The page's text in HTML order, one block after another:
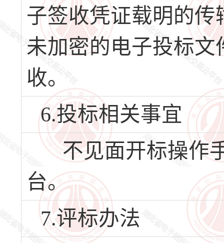
子签收凭证载明的
未加密的电子投标文
收。
6.投标相关事宜
不见面开标操作
台。
7.评标办法